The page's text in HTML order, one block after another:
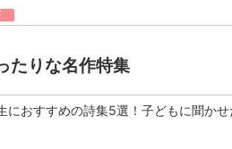
たりな名作特集
におすすめの詩集5選！子どもに聞かせ